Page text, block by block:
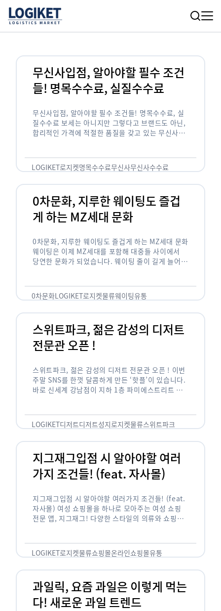
무신사입점, 알아야할 필수 조건
들! 명목수수료, 실질수수료
무신사입점, 알아야할 필수 조건들! 명목수수료, 실
질수수료 보세는 아니지만 그렇다고 브랜드도 아닌,
합리적인 가격에 적절한 품질을 갖고 있는 무신사!
LOGIKET로지켓명목수수료무신사무신사수수료
0차문화, 지루한 웨이팅도 즐겁
게 하는 MZ세대 문화
0차문화, 지루한 웨이팅도 즐겁게 하는 MZ세대 문화
웨이팅은 이제 MZ세대를 포함해 대중들 사이에서
당연한 문화가 되었습니다. 웨이팅 줄이 길게 늘어서
0차문화LOGIKET로지켓물류웨이팅유통
스위트파크, 젊은 감성의 디저트
전문관 오픈 !
스위트파크, 젊은 감성의 디저트 전문관 오픈 ! 이번
주말 SNS를 한껏 달콤하게 만든 ‘핫플’이 있습니다.
바로 신세계 강남점이 지하 1층 파미에스트리트 분
LOGIKET디저트디저트성지로지켓물류스위트파크
지그재그입점 시 알아야할 여러
가지 조건들! (feat. 자사몰)
지그재그입점 시 알아야할 여러가지 조건들! (feat.
자사몰) 여성 쇼핑몰을 하나로 모아주는 여성 쇼핑
전문 앱, 지그재그! 다양한 스타일의 의류와 쇼핑몰
LOGIKET로지켓물류쇼핑몰온라인쇼핑몰유통
과일릭, 요즘 과일은 이렇게 먹는
다! 새로운 과일 트렌드